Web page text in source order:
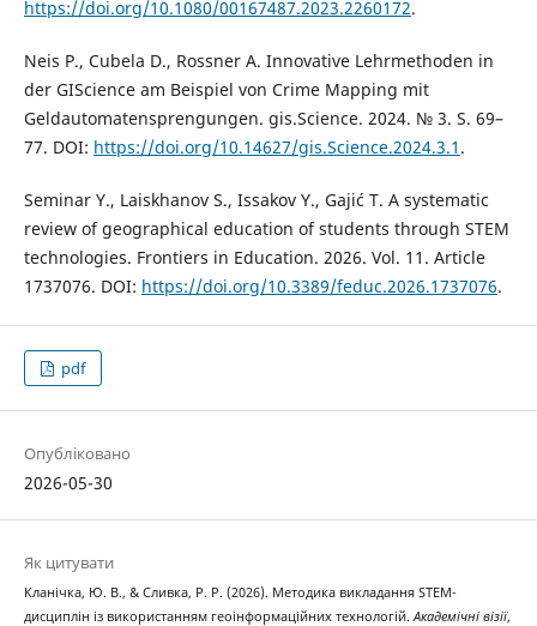
https://doi.org/10.1080/00167487.2023.2260172.
Neis P., Cubela D., Rossner A. Innovative Lehrmethoden in
der GIScience am Beispiel von Crime Mapping mit
Geldautomatensprengungen. gis.Science. 2024. № 3. S. 69–
77. DOI: https://doi.org/10.14627/gis.Science.2024.3.1 .
Seminar Y., Laiskhanov S., Issakov Y., Gajić T. A systematic
review of geographical education of students through STEM
technologies. Frontiers in Education. 2026. Vol. 11. Article
1737076. DOI: https://doi.org/10.3389/feduc.2026.1737076.
pdf
Опубліковано
2026-05-30
Як цитувати
Кланічка, Ю. В., & Сливка, Р. Р. (2026). Методика викладання STEM-
дисциплін із використанням геоінформаційних технологій.Академічні візії,